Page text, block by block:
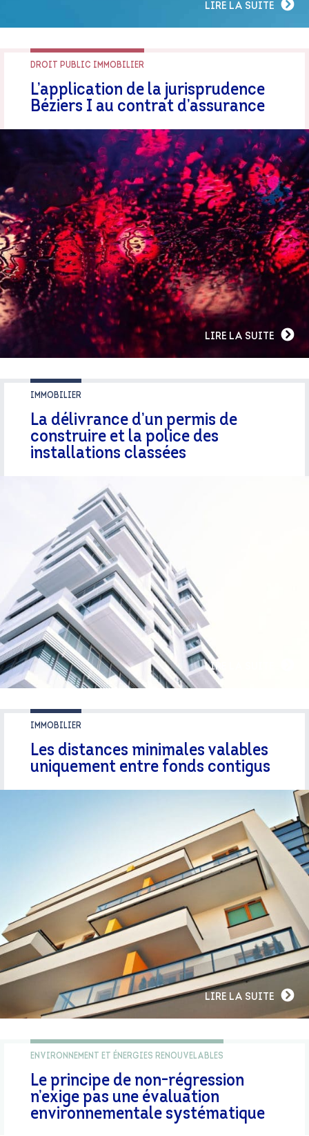
LIRE LA SUITE
DROIT PUBLIC IMMOBILIER
L’application de la jurisprudence
Béziers I au contrat d’assurance
LIRE LA SUITE
IMMOBILIER
La délivrance d’un permis de
construire et la police des
installations classées
LIRE LA SUITE
IMMOBILIER
Les distances minimales valables
uniquement entre fonds contigus
LIRE LA SUITE
ENVIRONNEMENT ET ÉNERGIES RENOUVELABLES
Le principe de non-régression
n’exige pas une évaluation
environnementale systématique